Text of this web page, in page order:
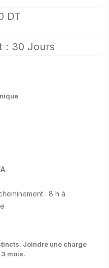
DT
: 30 Jours
: 8 h à
Joindre une charge
mois.